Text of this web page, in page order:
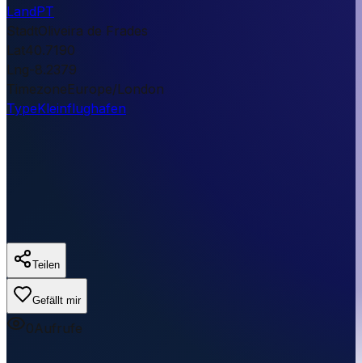
LandPT
StadtOliveira de Frades
Lat40.7190
Lng-8.2379
TimezoneEurope/London
TypeKleinflughafen
Teilen
Gefällt mir
0Aufrufe